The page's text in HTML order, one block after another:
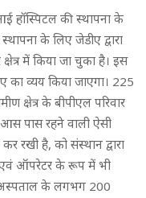
हॉस्पिटल की स्थापना के
के लिए जेडीए द्वारा
में किया जा चुका है। इस
व्यय किया जाएगा। 225
क्षेत्र के बीपीएल परिवार
पास रहने वाली ऐसी
रखी है, को संस्थान द्वारा
एवं ऑपरेटर के रूप में भी
अस्पताल के लगभग 200